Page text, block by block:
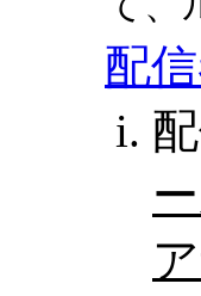
配